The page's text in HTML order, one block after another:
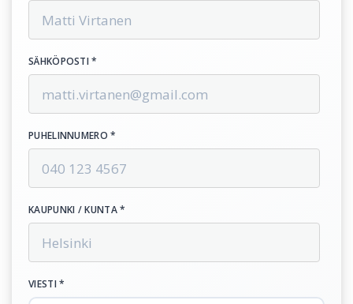
SÄHKÖPOSTI *
PUHELINNUMERO *
KAUPUNKI / KUNTA *
VIESTI *